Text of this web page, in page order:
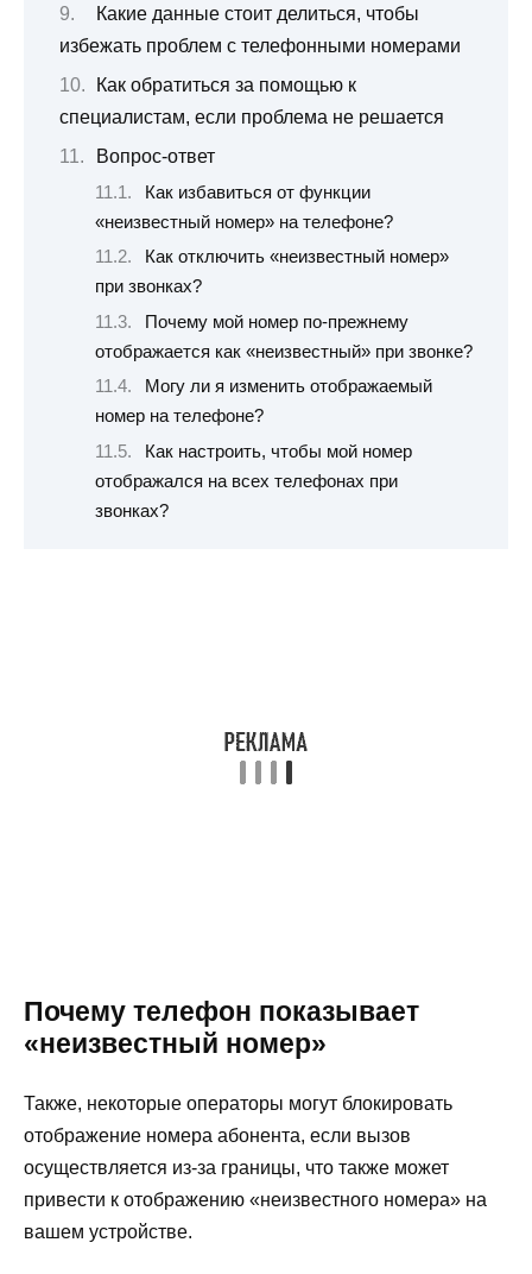
Какие данные стоит делиться, чтобы
избежать проблем с телефонными номерами
Как обратиться за помощью к
специалистам, если проблема не решается
Вопрос-ответ
Как избавиться от функции
«неизвестный номер» на телефоне?
Как отключить «неизвестный номер»
при звонках?
Почему мой номер по-прежнему
отображается как «неизвестный» при звонке?
Могу ли я изменить отображаемый
номер на телефоне?
Как настроить, чтобы мой номер
отображался на всех телефонах при
звонках?
Почему телефон показывает
«неизвестный номер»
Также, некоторые операторы могут блокировать
отображение номера абонента, если вызов
осуществляется из-за границы, что также может
привести к отображению «неизвестного номера» на
вашем устройстве.